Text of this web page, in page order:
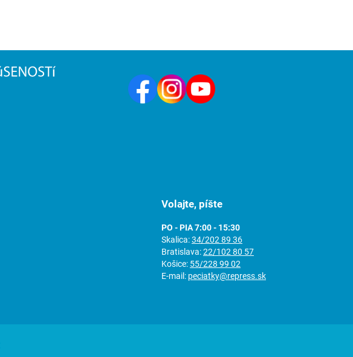
Volajte, píšte
PO - PIA 7:00 - 15:30
Skalica:34/202 89 36
Bratislava:22/102 80 57
Košice: 55/228 99 02
E-mail: peciatky@repress.sk